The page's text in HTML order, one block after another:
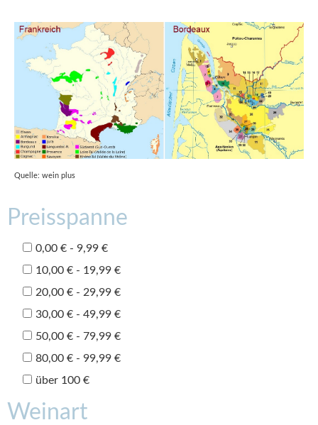
Quelle: wein plus
Preisspanne
0,00 € - 9,99 €
10,00 € - 19,99 €
20,00 € - 29,99 €
30,00 € - 49,99 €
50,00 € - 79,99 €
80,00 € - 99,99 €
über 100 €
Weinart